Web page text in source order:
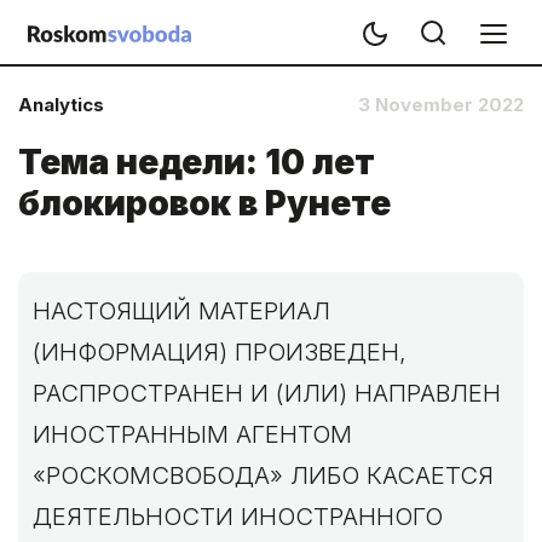
Analytics 3 November 2022
Тема недели: 10 лет
блокировок в Рунете
НАСТОЯЩИЙ МАТЕРИАЛ
(ИНФОРМАЦИЯ) ПРОИЗВЕДЕН,
РАСПРОСТРАНЕН И (ИЛИ) НАПРАВЛЕН
ИНОСТРАННЫМ АГЕНТОМ
«РОСКОМСВОБОДА» ЛИБО КАСАЕТСЯ
ДЕЯТЕЛЬНОСТИ ИНОСТРАННОГО